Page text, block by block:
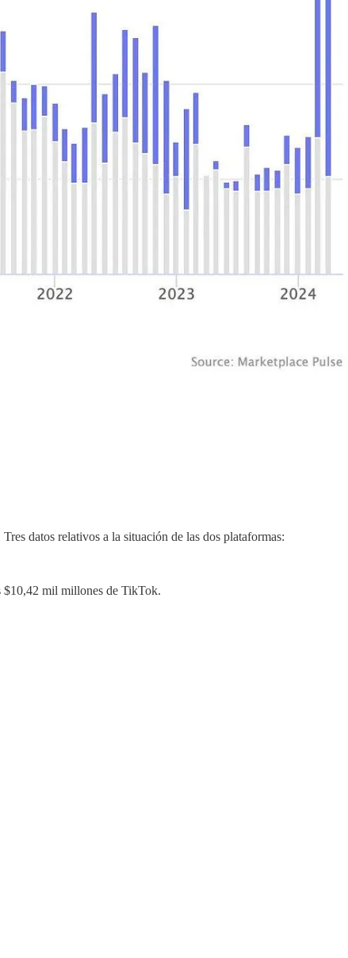
datos relativos a la situación de las dos plataformas:
$10,42 mil millones de TikTok.